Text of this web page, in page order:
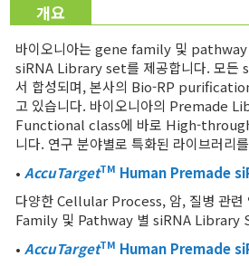
개요
바이오니아는 gene family 및 pathway
siRNA Library set를 제공합니다. 모든
서 합성되며, 본사의 Bio-RP
고 있습니다. 바이오니아의 Premade
Functional class에 바로 High-
니다. 연구 분야별로 특화된 라이브러리
• AccuTargetTM Human Premade
다양한 Cellular Process, 암, 질병 관련
Family 및 Pathway 별 siRNA Library
• AccuTargetTM Human Premade